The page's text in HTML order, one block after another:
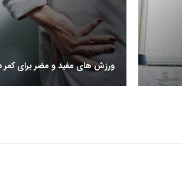
ورزش های مفید و مضر برای کمر